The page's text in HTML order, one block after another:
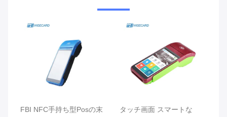
タッチ画面 スマートな
小売りの手持ち型のスマー